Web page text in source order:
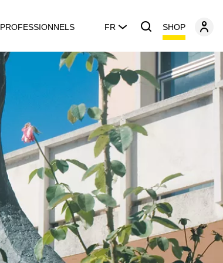
PROFESSIONNELS FR SHOP